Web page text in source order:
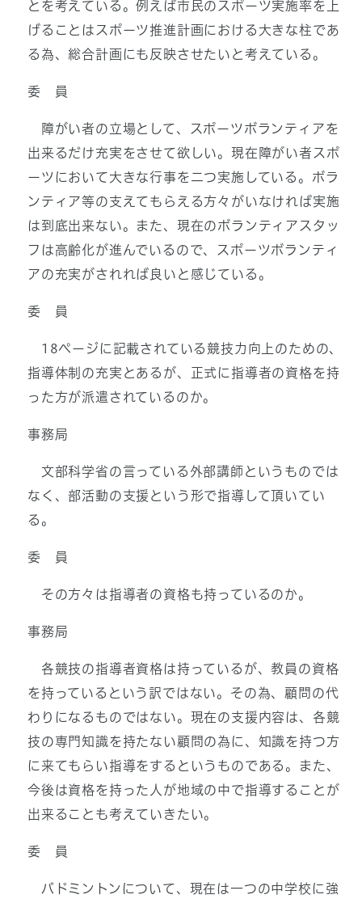
とを考えている。例えば市民のスポーツ実施率を上
げることはスポーツ推進計画における大きな柱であ
る為、総合計画にも反映させたいと考えている。
委 員
障がい者の立場として、スポーツボランティアを
出来るだけ充実をさせて欲しい。現在障がい者スポ
ーツにおいて大きな行事を二つ実施している。ボラ
ンティア等の支えてもらえる方々がいなければ実施
は到底出来ない。また、現在のボランティアスタッ
フは高齢化が進んでいるので、スポーツボランティ
アの充実がされれば良いと感じている。
委 員
18ページに記載されている競技力向上のための、
指導体制の充実とあるが、正式に指導者の資格を持
った方が派遣されているのか。
事務局
文部科学省の言っている外部講師というものでは
なく、部活動の支援という形で指導して頂いてい
る。
委 員
その方々は指導者の資格も持っているのか。
事務局
各競技の指導者資格は持っているが、教員の資格
を持っているという訳ではない。その為、顧問の代
わりになるものではない。現在の支援内容は、各競
技の専門知識を持たない顧問の為に、知識を持つ方
に来てもらい指導をするというものである。また、
今後は資格を持った人が地域の中で指導することが
出来ることも考えていきたい。
委 員
バドミントンについて、現在は一つの中学校に強